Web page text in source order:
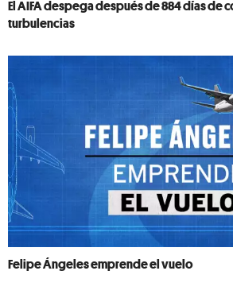
El AIFA despega después de 884 días de
turbulencias
Felipe Ángeles emprende el vuelo